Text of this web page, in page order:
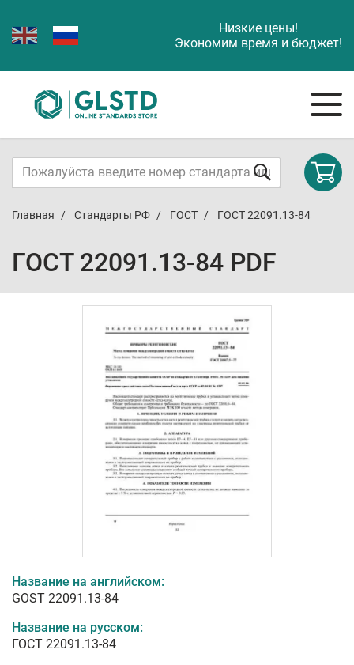
Низкие цены!
Экономим время и бюджет!
Главная Стандарты РФ ГОСТ ГОСТ 22091.13-84
ГОСТ 22091.13-84 PDF
Название на английском:
GOST 22091.13-84
Название на русском:
ГОСТ 22091.13-84